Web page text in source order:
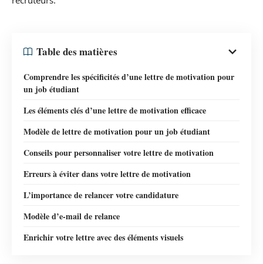
Table des matières
Comprendre les spécificités d’une lettre de motivation pour
un job étudiant
Les éléments clés d’une lettre de motivation efficace
Modèle de lettre de motivation pour un job étudiant
Conseils pour personnaliser votre lettre de motivation
Erreurs à éviter dans votre lettre de motivation
L’importance de relancer votre candidature
Modèle d’e-mail de relance
Enrichir votre lettre avec des éléments visuels